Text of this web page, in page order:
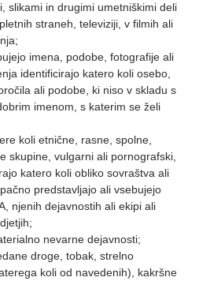
slikami in drugimi umetniškimi deli
straneh, televiziji, v filmih ali
imena, podobe, fotografije ali
identificirajo katero koli osebo,
ali podobe, ki niso v skladu s
imenom, s katerim se želi
koli etnične, rasne, spolne,
skupine, vulgarni ali pornografski,
katero koli obliko sovraštva ali
predstavljajo ali vsebujejo
njenih dejavnostih ali ekipi ali
nevarne dejavnosti;
droge, tobak, strelno
koli od navedenih), kakršne